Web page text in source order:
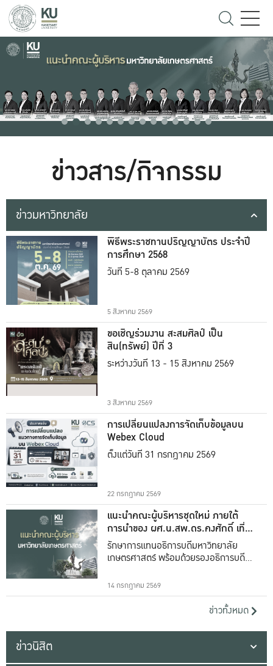
ข่าวสาร/กิจกรรม
ข่าวมหาวิทยาลัย
พิธีพระราชทานปริญญาบัตร ประจำปี
การศึกษา 2568
วันที่ 5-8 ตุลาคม 2569
5 สิงหาคม 2569
ขอเชิญร่วมงาน สะสมศิลป์ เป็น
สิน(ทรัพย์) ปีที่ 3
ระหว่างวันที่ 13 - 15 สิงหาคม 2569
3 สิงหาคม 2569
การเปลี่ยนแปลงการจัดเก็บข้อมูลบน
Webex Cloud
ตั้งแต่วันที่ 31 กรกฎาคม 2569
22 กรกฎาคม 2569
แนะนำคณะผู้บริหารชุดใหม่ ภายใต้
การนำของ ผศ.น.สพ.ดร.คงศักดิ์ เที่ยง
ธรรม
รักษาการแทนอธิการบดีมหาวิทยาลัย
เกษตรศาสตร์ พร้อมด้วยรองอธิการบดีทั้ง
14 กรกฎาคม 2569
ข่าวทั้งหมด
ข่าวนิสิต